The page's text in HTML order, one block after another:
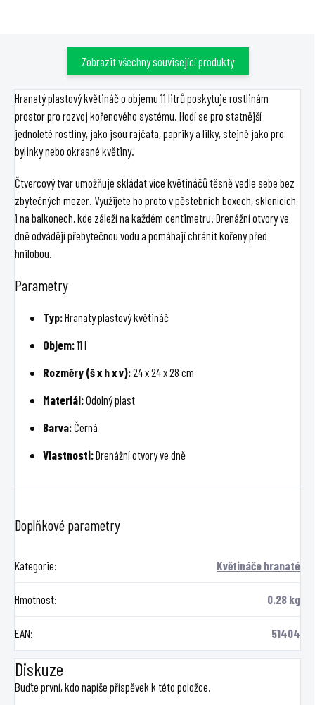
Zobrazit všechny související produkty
Hranatý plastový květináč o objemu 11 litrů poskytuje rostlinám
prostor pro rozvoj kořenového systému. Hodí se pro statnější
jednoleté rostliny, jako jsou rajčata, papriky a lilky, stejně jako pro
bylinky nebo okrasné květiny.
Čtvercový tvar umožňuje skládat více květináčů těsně vedle sebe bez
zbytečných mezer. Využijete ho proto v pěstebních boxech, sklenících
i na balkonech, kde záleží na každém centimetru. Drenážní otvory ve
dně odvádějí přebytečnou vodu a pomáhají chránit kořeny před
hnilobou.
Parametry
Typ:Hranatý plastový květináč
Objem:11 l
Rozměry (š x h x v):24 x 24 x 28 cm
Materiál:Odolný plast
Barva: Černá
Vlastnosti:Drenážní otvory ve dně
Doplňkové parametry
Kategorie: Květináče hranaté
Hmotnost: 0.28 kg
EAN: 51404
Diskuze
Buďte první, kdo napíše příspěvek k této položce.